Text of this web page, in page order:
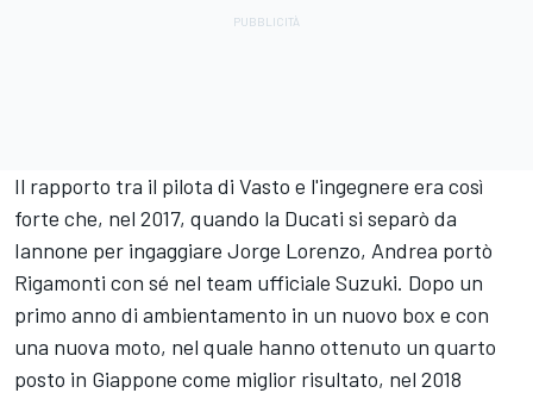
Il rapporto tra il pilota di Vasto e l'ingegnere era così
forte che, nel 2017, quando la Ducati si separò da
Iannone per ingaggiare Jorge Lorenzo, Andrea portò
Rigamonti con sé nel team ufficiale Suzuki. Dopo un
primo anno di ambientamento in un nuovo box e con
una nuova moto, nel quale hanno ottenuto un quarto
posto in Giappone come miglior risultato, nel 2018